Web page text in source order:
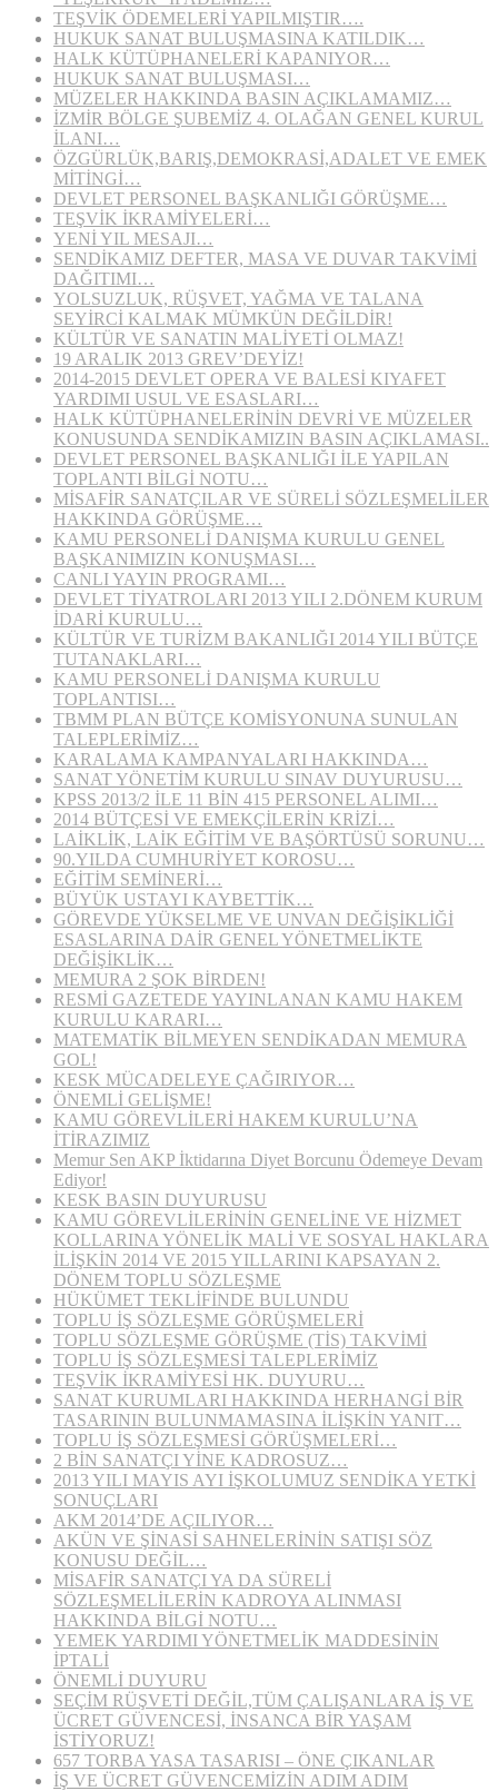
TEŞVİK ÖDEMELERİ YAPILMIŞTIR….
HUKUK SANAT BULUŞMASINA KATILDIK…
HALK KÜTÜPHANELERİ KAPANIYOR…
HUKUK SANAT BULUŞMASI…
MÜZELER HAKKINDA BASIN AÇIKLAMAMIZ…
İZMİR BÖLGE ŞUBEMİZ 4. OLAĞAN GENEL KURUL
İLANI…
ÖZGÜRLÜK,BARIŞ,DEMOKRASİ,ADALET VE EMEK
MİTİNGİ…
DEVLET PERSONEL BAŞKANLIĞI GÖRÜŞME…
TEŞVİK İKRAMİYELERİ…
YENİ YIL MESAJI…
SENDİKAMIZ DEFTER, MASA VE DUVAR TAKVİMİ
DAĞITIMI…
YOLSUZLUK, RÜŞVET, YAĞMA VE TALANA
SEYİRCİ KALMAK MÜMKÜN DEĞİLDİR!
KÜLTÜR VE SANATIN MALİYETİ OLMAZ!
19 ARALIK 2013 GREV’DEYİZ!
2014-2015 DEVLET OPERA VE BALESİ KIYAFET
YARDIMI USUL VE ESASLARI…
HALK KÜTÜPHANELERİNİN DEVRİ VE MÜZELER
KONUSUNDA SENDİKAMIZIN BASIN AÇIKLAMASI..
DEVLET PERSONEL BAŞKANLIĞI İLE YAPILAN
TOPLANTI BİLGİ NOTU…
MİSAFİR SANATÇILAR VE SÜRELİ SÖZLEŞMELİLER
HAKKINDA GÖRÜŞME…
KAMU PERSONELİ DANIŞMA KURULU GENEL
BAŞKANIMIZIN KONUŞMASI…
CANLI YAYIN PROGRAMI…
DEVLET TİYATROLARI 2013 YILI 2.DÖNEM KURUM
İDARİ KURULU…
KÜLTÜR VE TURİZM BAKANLIĞI 2014 YILI BÜTÇE
TUTANAKLARI…
KAMU PERSONELİ DANIŞMA KURULU
TOPLANTISI…
TBMM PLAN BÜTÇE KOMİSYONUNA SUNULAN
TALEPLERİMİZ…
KARALAMA KAMPANYALARI HAKKINDA…
SANAT YÖNETİM KURULU SINAV DUYURUSU…
KPSS 2013/2 İLE 11 BİN 415 PERSONEL ALIMI…
2014 BÜTÇESİ VE EMEKÇİLERİN KRİZİ…
LAİKLİK, LAİK EĞİTİM VE BAŞÖRTÜSÜ SORUNU…
90.YILDA CUMHURİYET KOROSU…
EĞİTİM SEMİNERİ…
BÜYÜK USTAYI KAYBETTİK…
GÖREVDE YÜKSELME VE UNVAN DEĞİŞİKLİĞİ
ESASLARINA DAİR GENEL YÖNETMELİKTE
DEĞİŞİKLİK…
MEMURA 2 ŞOK BİRDEN!
RESMİ GAZETEDE YAYINLANAN KAMU HAKEM
KURULU KARARI…
MATEMATİK BİLMEYEN SENDİKADAN MEMURA
GOL!
KESK MÜCADELEYE ÇAĞIRIYOR…
ÖNEMLİ GELİŞME!
KAMU GÖREVLİLERİ HAKEM KURULU’NA
İTİRAZIMIZ
Memur Sen AKP İktidarına Diyet Borcunu Ödemeye Devam
Ediyor!
KESK BASIN DUYURUSU
KAMU GÖREVLİLERİNİN GENELİNE VE HİZMET
KOLLARINA YÖNELİK MALİ VE SOSYAL HAKLARA
İLİŞKİN 2014 VE 2015 YILLARINI KAPSAYAN 2.
DÖNEM TOPLU SÖZLEŞME
HÜKÜMET TEKLİFİNDE BULUNDU
TOPLU İŞ SÖZLEŞME GÖRÜŞMELERİ
TOPLU SÖZLEŞME GÖRÜŞME (TİS) TAKVİMİ
TOPLU İŞ SÖZLEŞMESİ TALEPLERİMİZ
TEŞVİK İKRAMİYESİ HK. DUYURU…
SANAT KURUMLARI HAKKINDA HERHANGİ BİR
TASARININ BULUNMAMASINA İLİŞKİN YANIT…
TOPLU İŞ SÖZLEŞMESİ GÖRÜŞMELERİ…
2 BİN SANATÇI YİNE KADROSUZ…
2013 YILI MAYIS AYI İŞKOLUMUZ SENDİKA YETKİ
SONUÇLARI
AKM 2014’DE AÇILIYOR…
AKÜN VE ŞİNASİ SAHNELERİNİN SATIŞI SÖZ
KONUSU DEĞİL…
MİSAFİR SANATÇI YA DA SÜRELİ
SÖZLEŞMELİLERİN KADROYA ALINMASI
HAKKINDA BİLGİ NOTU…
YEMEK YARDIMI YÖNETMELİK MADDESİNİN
İPTALİ
ÖNEMLİ DUYURU
SEÇİM RÜŞVETİ DEĞİL,TÜM ÇALIŞANLARA İŞ VE
ÜCRET GÜVENCESİ, İNSANCA BİR YAŞAM
İSTİYORUZ!
657 TORBA YASA TASARISI – ÖNE ÇIKANLAR
İŞ VE ÜCRET GÜVENCEMİZİN ADIM ADIM